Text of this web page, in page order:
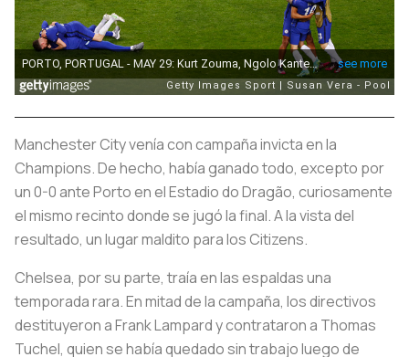
Manchester City venía con campaña invicta en la
Champions. De hecho, había ganado todo, excepto por
un 0-0 ante Porto en el Estadio do Dragão, curiosamente
el mismo recinto donde se jugó la final. A la vista del
resultado, un lugar maldito para los Citizens.
Chelsea, por su parte, traía en las espaldas una
temporada rara. En mitad de la campaña, los directivos
destituyeron a Frank Lampard y contrataron a Thomas
Tuchel, quien se había quedado sin trabajo luego de